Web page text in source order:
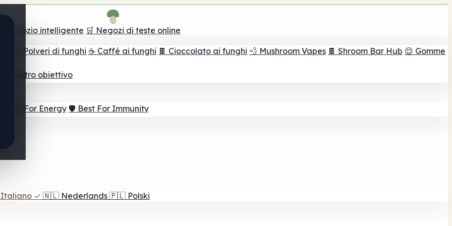
il negozio intelligente 🛒 Negozi di teste online
🫙 Polveri di funghi ☕ Caffè ai funghi 🍫 Cioccolato ai funghi 💨 Mushroom Vapes 🍫 Shroom Bar Hub 😌 Gomme
il vostro obiettivo
⚡ Best For Energy 🛡️ Best For Immunity
Italiano ✓ 🇳🇱 Nederlands 🇵🇱 Polski